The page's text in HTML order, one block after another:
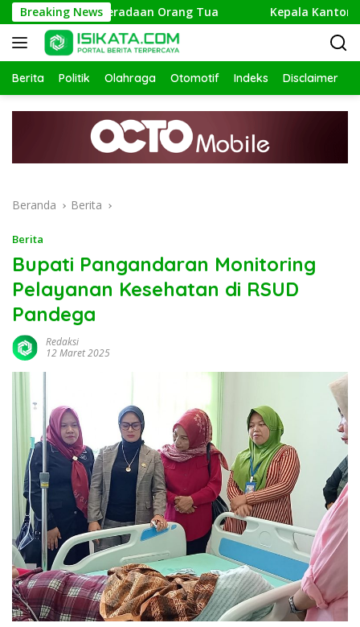
Langsung
ke
konten
Breaking News
Keberadaan Orang Tua Kepala Kantor
Berita Politik Olahraga Otomotif Indeks Disclaimer
Beranda Berita
Berita
Bupati Pangandaran Monitoring
Pelayanan Kesehatan di RSUD
Pandega
Redaksi
12 Maret 2025